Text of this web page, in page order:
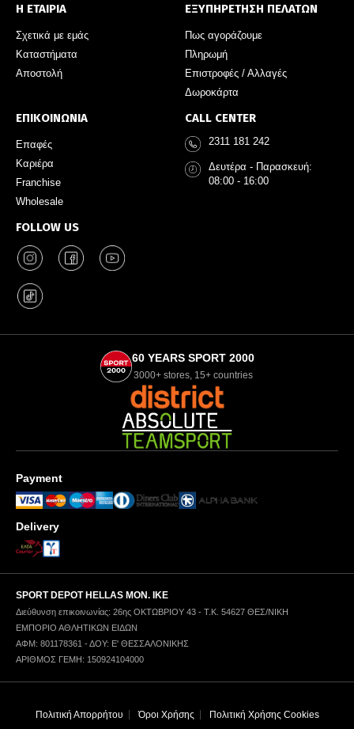
Η ΕΤΑΙΡΙΑ
Σχετικά με εμάς
Καταστήματα
Αποστολή
ΕΞΥΠΗΡΕΤΗΣΗ ΠΕΛΑΤΩΝ
Πως αγοράζουμε
Πληρωμή
Επιστροφές / Αλλαγές
Δωροκάρτα
ΕΠΙΚΟΙΝΩΝΙΑ
Επαφές
Καριέρα
Franchise
Wholesale
FOLLOW US
CALL CENTER
2311 181 242
Δευτέρα - Παρασκευή:
08:00 - 16:00
60 YEARS SPORT 2000
3000+ stores, 15+ countries
Payment
Delivery
SPORT DEPOT HELLAS ΜΟΝ. ΙΚΕ
Διεύθυνση επικοινωνίας: 26ης ΟΚΤΩΒΡΙΟΥ 43 - Τ.Κ. 54627 ΘΕΣ/ΝΙΚΗ
ΕΜΠΟΡΙΟ ΑΘΛΗΤΙΚΩΝ ΕΙΔΩΝ
ΑΦΜ: 801178361 - ΔΟΥ: Ε' ΘΕΣΣΑΛΟΝΙΚΗΣ
ΑΡΙΘΜΟΣ ΓΕΜΗ: 150924104000
Πολιτική Απορρήτου Όροι Χρήσης Πολιτική Χρήσης Cookies